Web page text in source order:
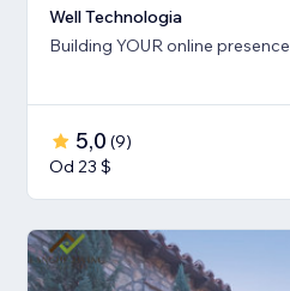
Well Technologia
Building YOUR online presence
5,0 (9)
Od 23 $